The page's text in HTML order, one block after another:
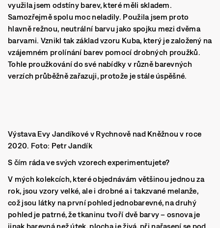
využila jsem odstíny barev, které měli skladem.
Samozřejmě spolu moc neladily. Použila jsem proto
hlavně režnou, neutrální barvu jako spojku mezi dvěma
barvami. Vznikl tak základ vzoru Kuba, který je založený na
vzájemném prolínání barev pomocí drobných proužků.
Tohle proužkování do své nabídky v různě barevných
verzích průběžně zařazuji, protože je stále úspěšné.
Výstava Evy Jandíkové v Rychnově nad Kněžnou v roce
2020. Foto: Petr Jandík
S čím ráda ve svých vzorech experimentujete?
V mých kolekcích, které objednávám většinou jednou za
rok, jsou vzory velké, ale i drobné a i takzvané melanže,
což jsou látky na první pohled jednobarevné, na druhý
pohled je patrné, že tkaninu tvoří dvě barvy – osnova je
jinak barevná než útek, plocha je živá, při nařasení se pod